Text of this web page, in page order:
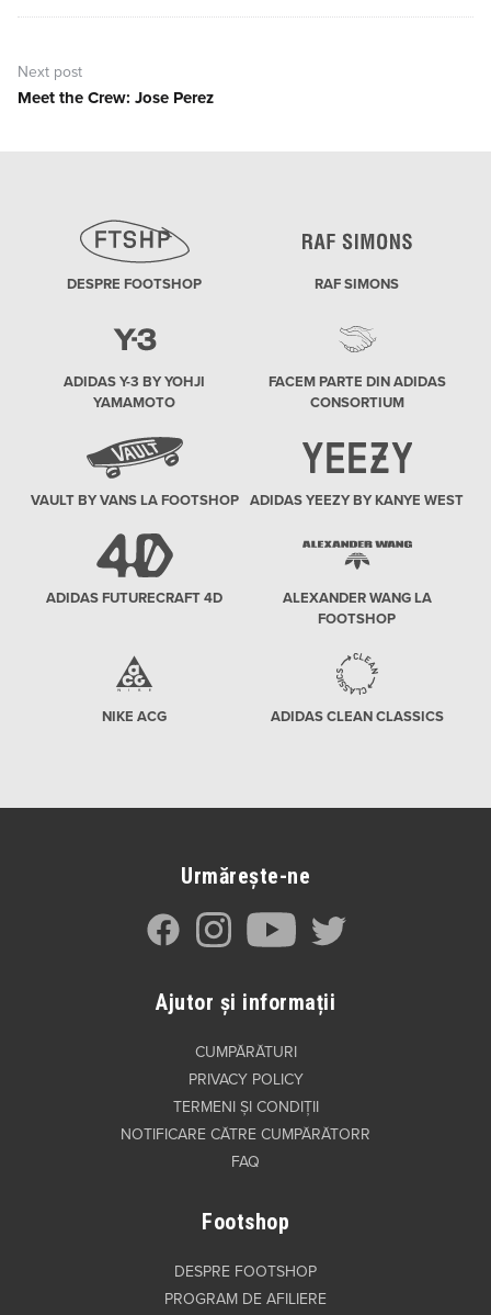
Next post
Next
Meet the Crew: Jose Perez
DESPRE FOOTSHOP RAF SIMONS
ADIDAS Y-3 BY YOHJI
YAMAMOTO
FACEM PARTE DIN ADIDAS
CONSORTIUM
VAULT BY VANS LA FOOTSHOP ADIDAS YEEZY BY KANYE WEST
ADIDAS FUTURECRAFT 4D
ALEXANDER WANG LA
FOOTSHOP
NIKE ACG ADIDAS CLEAN CLASSICS
Urmărește-ne
Ajutor și informații
CUMPĂRĂTURI
PRIVACY POLICY
TERMENI ȘI CONDIȚII
NOTIFICARE CĂTRE CUMPĂRĂTORR
FAQ
Footshop
DESPRE FOOTSHOP
PROGRAM DE AFILIERE